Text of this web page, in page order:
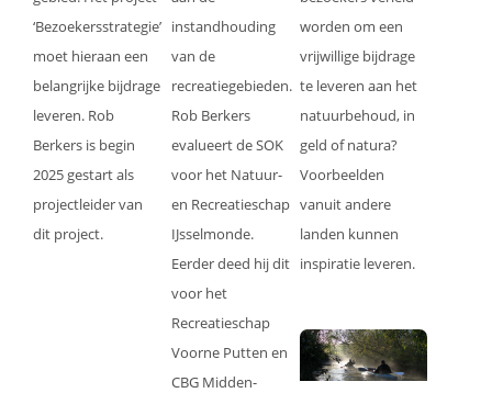
‘Bezoekersstrategie’
moet hieraan een
belangrijke bijdrage
leveren. Rob
Berkers is begin
2025 gestart als
projectleider van
dit project.
instandhouding
van de
recreatiegebieden.
Rob Berkers
evalueert de SOK
voor het Natuur-
en Recreatieschap
IJsselmonde.
Eerder deed hij dit
voor het
Recreatieschap
Voorne Putten en
CBG Midden-
worden om een
vrijwillige bijdrage
te leveren aan het
natuurbehoud, in
geld of natura?
Voorbeelden
vanuit andere
landen kunnen
inspiratie leveren.